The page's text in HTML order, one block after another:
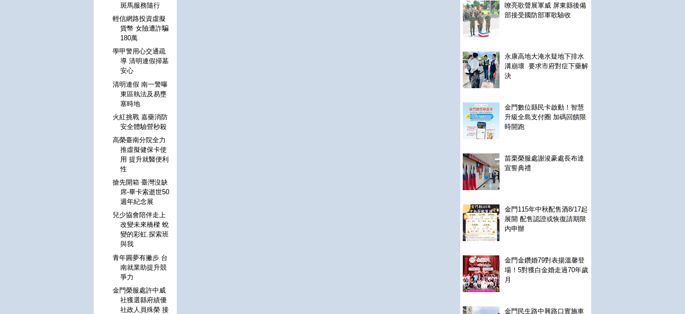
嘹亮歌聲展軍威 屏東縣後備
部接受國防部軍歌驗收
永康高地大淹水疑地下排水
溝崩壞 要求市府對症下藥解
決
金門數位縣民卡啟動！智慧
升級全島支付圈 加碼回饋限
時開跑
苗栗榮服處謝浚豪處長布達
宣誓典禮
金門115年中秋配售酒8/17起
展開 配售認證或恢復請期限
內申辦
金門金鑽婚79對表揚溫馨登
場！5對獲白金婚走過70年歲
月
金門民生路中興路口實施車
斑馬服務隨行
輕信網路投資虛擬
貨幣 女險遭詐騙
180萬
學甲警用心交通疏
導 清明連假掃墓
安心
清明連假 南一警曝
東區執法及易壅
塞時地
火紅挑戰 嘉藥消防
安全體驗營秒殺
高榮臺南分院全力
推虛擬健保卡使
用 提升就醫便利
性
搶先開箱 臺灣沒缺
席-畢卡索逝世50
週年紀念展
兒少協會陪伴走上
改變未來橋樑 蛻
變的彩虹.探索班
與我
青年圓夢有撇步 台
南就業助提升競
爭力
金門榮服處許中威
社獲選縣府績優
社政人員殊榮 接